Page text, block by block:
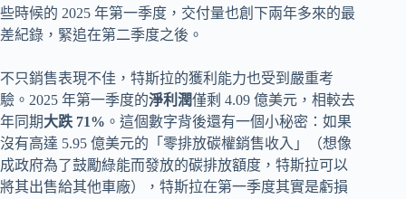
些時候的 2025 年第一季度，交付量也創下兩年多來的最
差紀錄，緊追在第二季度之後。
不只銷售表現不佳，特斯拉的獲利能力也受到嚴重考
驗。2025 年第一季度的淨利潤僅剩 4.09 億美元，相較去
年同期大跌 71% 。這個數字背後還有一個小秘密：如果
沒有高達 5.95 億美元的「零排放碳權銷售收入」（想像
成政府為了鼓勵綠能而發放的碳排放額度，特斯拉可以
將其出售給其他車廠），特斯拉在第一季度其實是虧損